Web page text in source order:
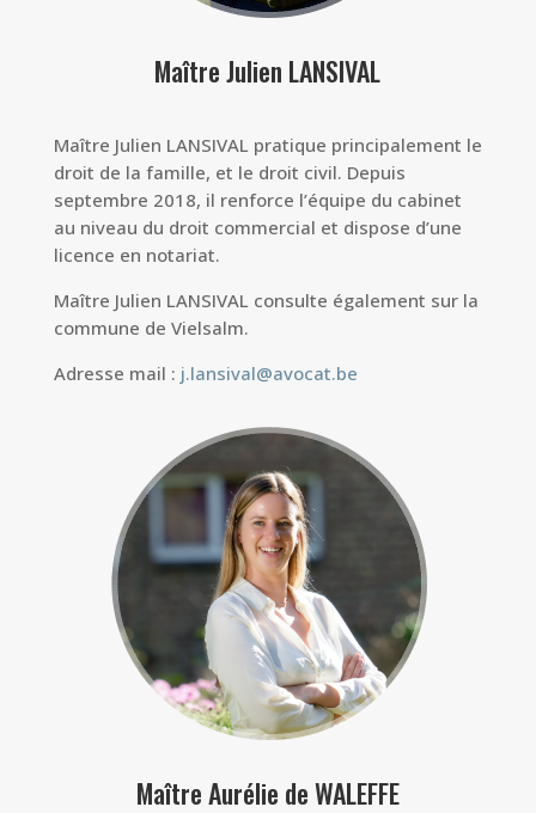
Maître Julien LANSIVAL
Maître Julien LANSIVAL pratique principalement le
droit de la famille, et le droit civil. Depuis
septembre 2018, il renforce l’équipe du cabinet
au niveau du droit commercial et dispose d’une
licence en notariat.
Maître Julien LANSIVAL consulte également sur la
commune de Vielsalm.
Adresse mail : j.lansival@avocat.be
Maître Aurélie de WALEFFE